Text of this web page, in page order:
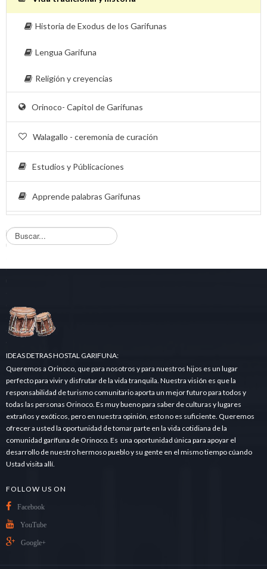
Historia de Exodus de los Garifunas
Lengua Garifuna
Religión y creyencias
Orinoco- Capitol de Garifunas
Walagallo - ceremonia de curación
Estudios y Públicaciones
Apprende palabras Garifunas
B
u
q
a
.IDEAS DETRAS HOSTAL GARIFUNA:
Queremos a Orinoco, que para nosotros y para nuestros hijos es un lugar
perfecto para vivir y disfrutar de la vida tranquila. Nuestra visión es que la
responsabilidad de turismo comunitario aporta un mejor futuro para todos y
todas las personas Orinoco. Es muy bueno para saber de culturas y lugares
extraños y exóticos, pero en nuestra opinión, esto no es suficiente. Queremos
ofrecer a usted la oportunidad de tomar parte en la vida cotidiana de la
comunidad garífuna de Orinoco. Es una oportunidad única para apoyar el
desarrollo de nuestro hermoso pueblo y su gente en el mismo tiempo cúando
Ustad visita allí.
FOLLOW US ON
Facebook
YouTube
Google+